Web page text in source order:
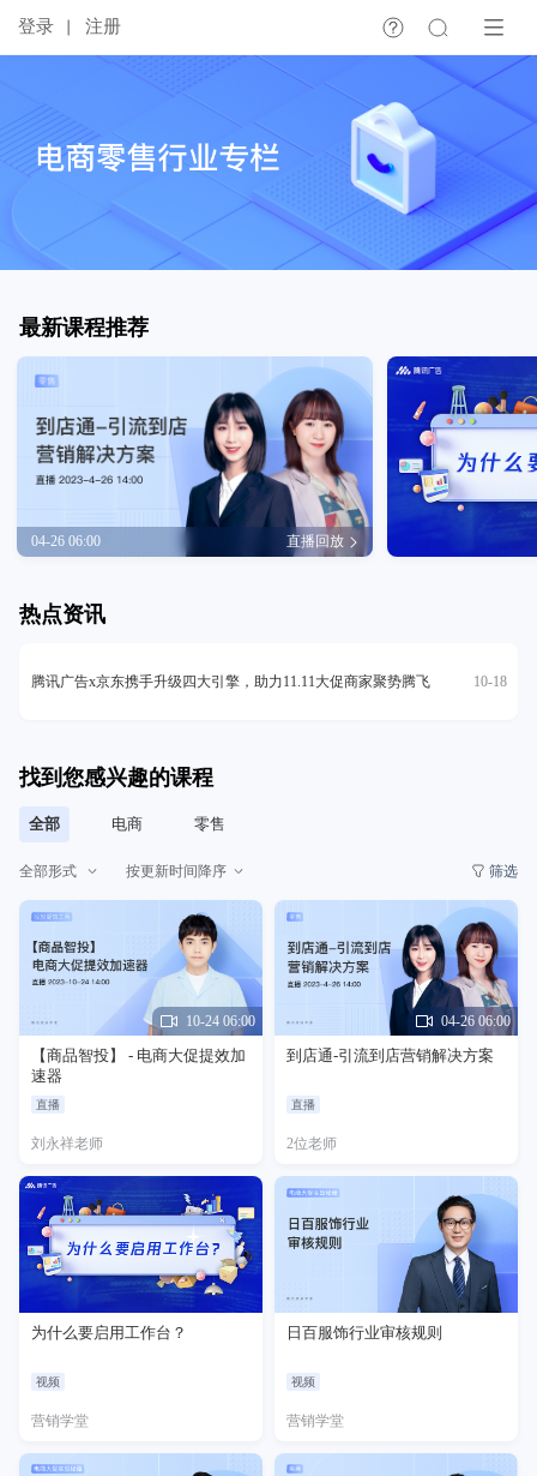
登录 注册
最新课程推荐
04-26 06:00 直播回放
热点资讯
腾讯广告x京东携手升级四大引擎，助力11.11大促商家聚势腾飞 10-18
找到您感兴趣的课程
全部 电商 零售
全部形式 按更新时间降序 筛选
10-24 06:00
【商品智投】 - 电商大促提效加
速器
直播
刘永祥老师
04-26 06:00
到店通-引流到店营销解决方案
直播
2位老师
为什么要启用工作台？
视频
营销学堂
日百服饰行业审核规则
视频
营销学堂